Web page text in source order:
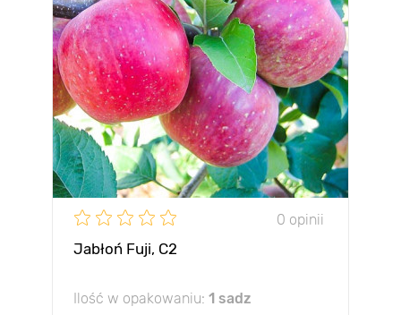
0 opinii
Jabłoń Fuji, С2
Ilość w opakowaniu: 1 sadz